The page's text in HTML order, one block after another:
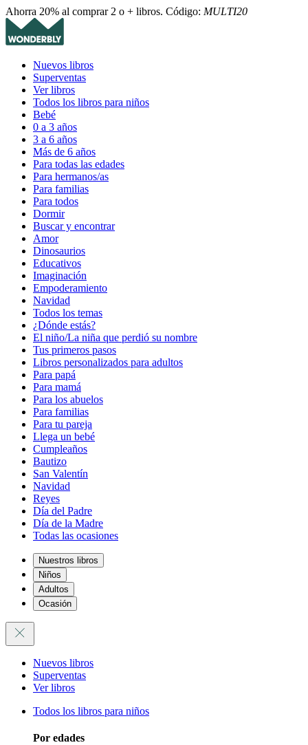
Ahorra 20% al comprar 2 o + libros. Código: MULTI20
Nuevos libros
Superventas
Ver libros
Todos los libros para niños
Bebé
0 a 3 años
3 a 6 años
Más de 6 años
Para todas las edades
Para hermanos/as
Para familias
Para todos
Dormir
Buscar y encontrar
Amor
Dinosaurios
Educativos
Imaginación
Empoderamiento
Navidad
Todos los temas
¿Dónde estás?
El niño/La niña que perdió su nombre
Tus primeros pasos
Libros personalizados para adultos
Para papá
Para mamá
Para los abuelos
Para familias
Para tu pareja
Llega un bebé
Cumpleaños
Bautizo
San Valentín
Navidad
Reyes
Día del Padre
Día de la Madre
Todas las ocasiones
Nuestros libros
Niños
Adultos
Ocasión
Nuevos libros
Superventas
Ver libros
Todos los libros para niños
Por edades